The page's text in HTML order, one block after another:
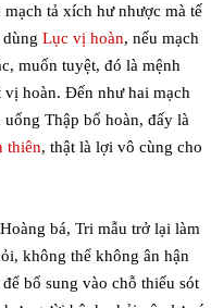
tả xích hư nhược mà tế
dùngLục vị hoàn, nếu mạch
muốn tuyệt, đó là mệnh
hoàn. Đến như hai mạch
uống Thập bổ hoàn, đấy là
thiên, thật là lợi vô cùng cho
bá, Tri mẫu trở lại làm
không thể không ân hận
bổ sung vào chỗ thiếu sót